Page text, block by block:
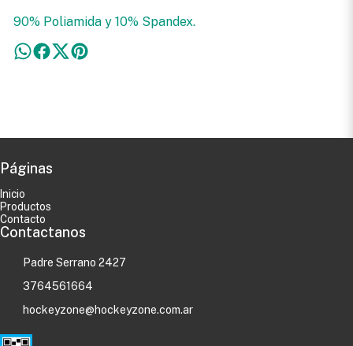
90% Poliamida y 10% Spandex.
Páginas
Inicio
Productos
Contacto
Contactanos
Padre Serrano 2427
3764561664
hockeyzone@hockeyzone.com.ar